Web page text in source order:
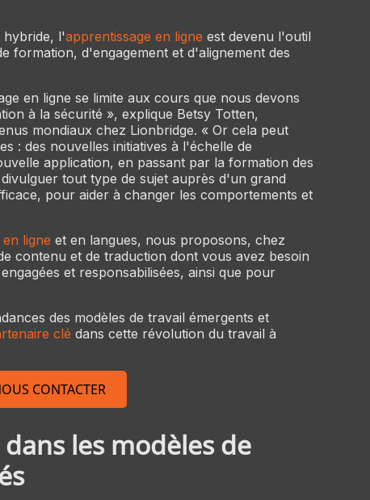
hybride, l'apprentissage en ligne est devenu l'outil
formation, d'engagement et d'alignement des
en ligne se limite aux cours que nous devons
à la sécurité », explique Betsy Totten,
mondiaux chez Lionbridge. « Or cela peut
: des nouvelles initiatives à l'échelle de
application, en passant par la formation des
tout type de sujet auprès d'un grand
pour aider à changer les comportements et
ligne et en langues, nous proposons, chez
contenu et de traduction dont vous avez besoin
et responsabilisées, ainsi que pour
des modèles de travail émergents et
clé dans cette révolution du travail à
CONTACTER
les modèles de